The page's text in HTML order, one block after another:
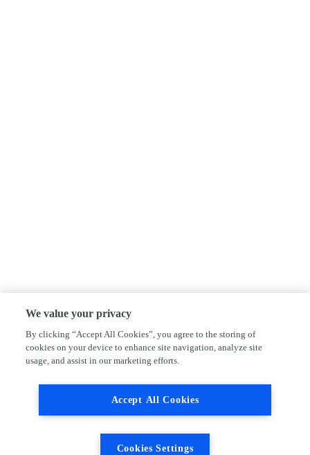
We value your privacy
By clicking “Accept All Cookies”, you agree to the storing of
cookies on your device to enhance site navigation, analyze site
usage, and assist in our marketing efforts.
Accept All Cookies
Cookies Settings